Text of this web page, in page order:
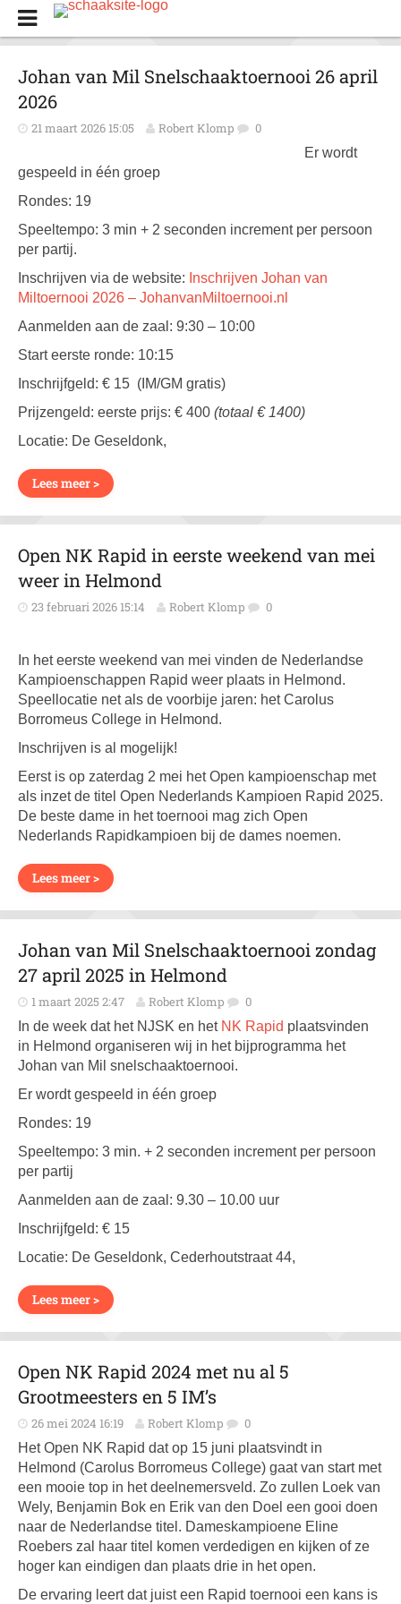
Johan van Mil Snelschaaktoernooi 26 april
2026
21 maart 2026 15:05 Robert Klomp 0
Er wordt
gespeeld in één groep
Rondes: 19
Speeltempo: 3 min + 2 seconden increment per persoon
per partij.
Inschrijven via de website: Inschrijven Johan van
Miltoernooi 2026 – JohanvanMiltoernooi.nl
Aanmelden aan de zaal: 9:30 – 10:00
Start eerste ronde: 10:15
Inschrijfgeld: € 15 (IM/GM gratis)
Prijzengeld: eerste prijs: € 400 (totaal € 1400)
Locatie: De Geseldonk,
Lees meer >
Open NK Rapid in eerste weekend van mei
weer in Helmond
23 februari 2026 15:14 Robert Klomp 0
In het eerste weekend van mei vinden de Nederlandse
Kampioenschappen Rapid weer plaats in Helmond.
Speellocatie net als de voorbije jaren: het Carolus
Borromeus College in Helmond.
Inschrijven is al mogelijk!
Eerst is op zaterdag 2 mei het Open kampioenschap met
als inzet de titel Open Nederlands Kampioen Rapid 2025.
De beste dame in het toernooi mag zich Open
Nederlands Rapidkampioen bij de dames noemen.
Lees meer >
Johan van Mil Snelschaaktoernooi zondag
27 april 2025 in Helmond
1 maart 2025 2:47 Robert Klomp 0
In de week dat het NJSK en het NK Rapid plaatsvinden
in Helmond organiseren wij in het bijprogramma het
Johan van Mil snelschaaktoernooi.
Er wordt gespeeld in één groep
Rondes: 19
Speeltempo: 3 min. + 2 seconden increment per persoon
per partij
Aanmelden aan de zaal: 9.30 – 10.00 uur
Inschrijfgeld: € 15
Locatie: De Geseldonk, Cederhoutstraat 44,
Lees meer >
Open NK Rapid 2024 met nu al 5
Grootmeesters en 5 IM’s
26 mei 2024 16:19 Robert Klomp 0
Het Open NK Rapid dat op 15 juni plaatsvindt in
Helmond (Carolus Borromeus College) gaat van start met
een mooie top in het deelnemersveld. Zo zullen Loek van
Wely, Benjamin Bok en Erik van den Doel een gooi doen
naar de Nederlandse titel. Dameskampioene Eline
Roebers zal haar titel komen verdedigen en kijken of ze
hoger kan eindigen dan plaats drie in het open.
De ervaring leert dat juist een Rapid toernooi een kans is